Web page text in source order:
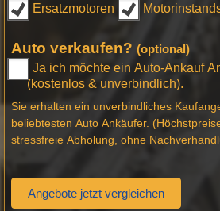
Ersatzmotoren
Auto verkaufen? (optional)
Ja ich möchte ein Auto-Ankauf
(kostenlos & unverbindlich).
Sie erhalten ein unverbindliches
beliebtesten Auto Ankäufer.
stressfreie Abholung, ohne
Angebote jetzt vergleichen